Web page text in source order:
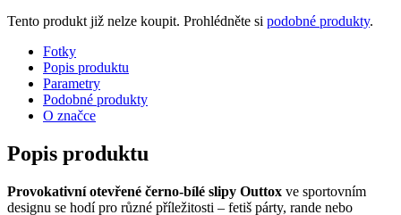
Tento produkt již nelze koupit. Prohlédněte si podobné produkty.
Fotky
Popis produktu
Parametry
Podobné produkty
O značce
Popis produktu
Provokativní otevřené černo-bílé slipy Outtox ve sportovním
designu se hodí pro různé příležitosti – fetiš párty, rande nebo